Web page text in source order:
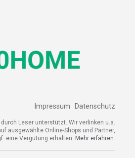
Impressum Datenschutz
Leser unterstützt. Wir verlinken u.a.
ausgewählte Online-Shops und Partner,
eine Vergütung erhalten. Mehr erfahren.